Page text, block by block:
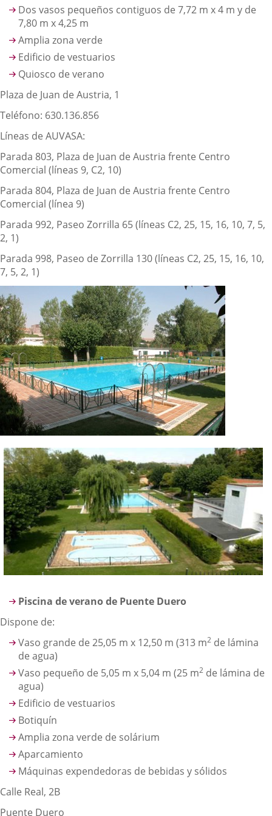
Dos vasos pequeños contiguos de 7,72 m x 4 m y de
7,80 m x 4,25 m
Amplia zona verde
Edificio de vestuarios
Quiosco de verano
Plaza de Juan de Austria, 1
Teléfono: 630.136.856
Líneas de AUVASA:
Parada 803, Plaza de Juan de Austria frente Centro
Comercial (líneas 9, C2, 10)
Parada 804, Plaza de Juan de Austria frente Centro
Comercial (línea 9)
Parada 992, Paseo Zorrilla 65 (líneas C2, 25, 15, 16, 10, 7, 5,
2, 1)
Parada 998, Paseo de Zorrilla 130 (líneas C2, 25, 15, 16, 10,
7, 5, 2, 1)
Piscina de verano de Puente Duero
Dispone de:
Vaso grande de 25,05 m x 12,50 m (313 m2 de lámina
de agua)
Vaso pequeño de 5,05 m x 5,04 m (25 m2 de lámina de
agua)
Edificio de vestuarios
Botiquín
Amplia zona verde de solárium
Aparcamiento
Máquinas expendedoras de bebidas y sólidos
Calle Real, 2B
Puente Duero